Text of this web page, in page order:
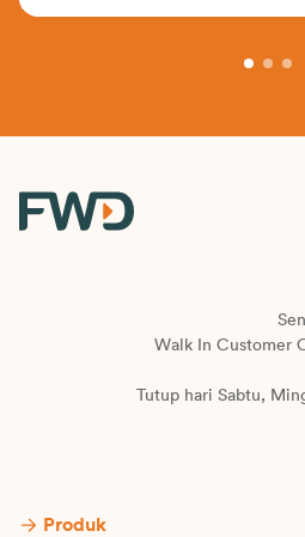
Walk In Customer
Tutup hari Sabtu,
Produk